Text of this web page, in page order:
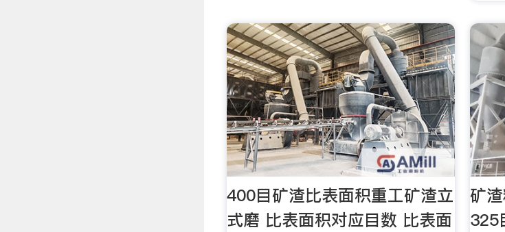
400目矿渣比表面积重工矿渣立
式磨 比表面积对应目数 比表面
矿
325